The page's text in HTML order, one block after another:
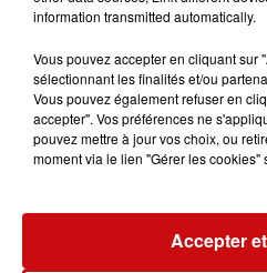
Mulhouse :
trois mois
ouvre ses
information transmitted automatically.
Vous pouvez accepter en cliquant sur
sélectionnant les finalités et/ou
Vous pouvez également refuser en
accepter". Vos préférences ne
pouvez mettre à jour vos choix, ou
moment via le lien "Gérer les
Accepter